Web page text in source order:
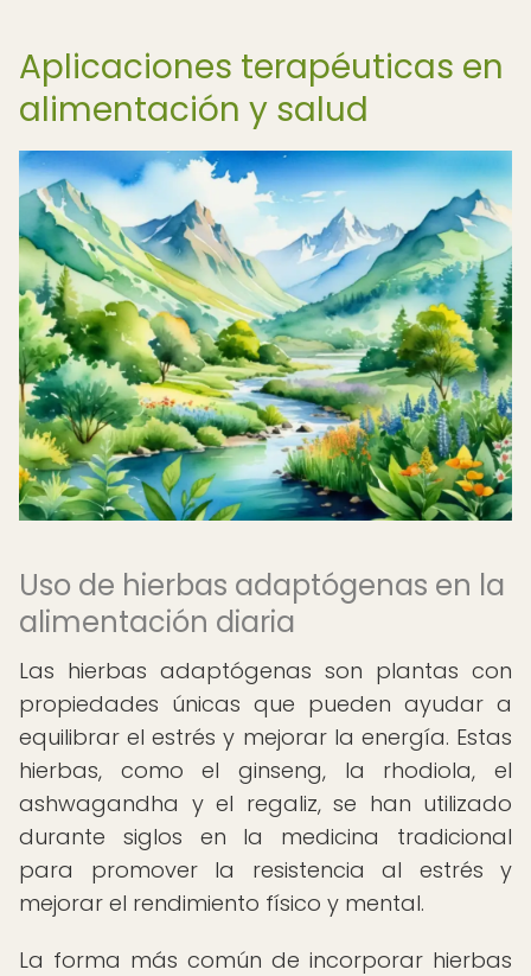
Aplicaciones terapéuticas en
alimentación y salud
Uso de hierbas adaptógenas en la
alimentación diaria
Las hierbas adaptógenas son plantas con
propiedades únicas que pueden ayudar a
equilibrar el estrés y mejorar la energía. Estas
hierbas, como el ginseng, la rhodiola, el
ashwagandha y el regaliz, se han utilizado
durante siglos en la medicina tradicional
para promover la resistencia al estrés y
mejorar el rendimiento físico y mental.
La forma más común de incorporar hierbas